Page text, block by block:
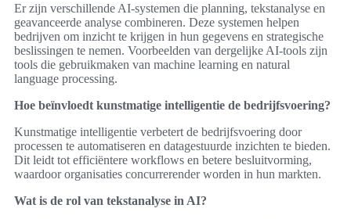
Er zijn verschillende AI-systemen die planning, tekstanalyse en
geavanceerde analyse combineren. Deze systemen helpen
bedrijven om inzicht te krijgen in hun gegevens en strategische
beslissingen te nemen. Voorbeelden van dergelijke AI-tools zijn
tools die gebruikmaken van machine learning en natural
language processing.
Hoe beïnvloedt kunstmatige intelligentie de bedrijfsvoering?
Kunstmatige intelligentie verbetert de bedrijfsvoering door
processen te automatiseren en datagestuurde inzichten te bieden.
Dit leidt tot efficiëntere workflows en betere besluitvorming,
waardoor organisaties concurrerender worden in hun markten.
Wat is de rol van tekstanalyse in AI?